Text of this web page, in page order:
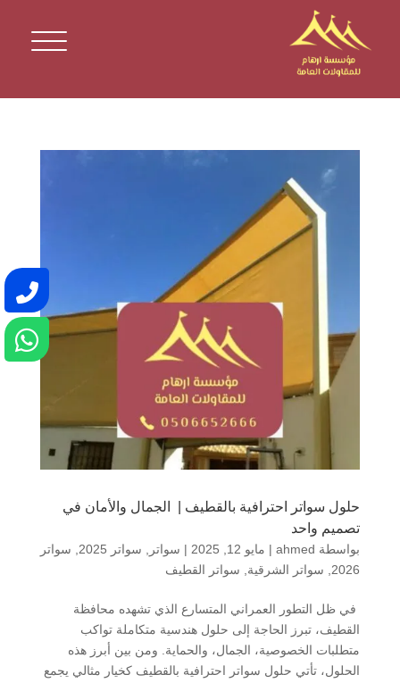
حلول سواتر احترافية بالقطيف | الجمال والأمان في
تصميم واحد
بواسطة ahmed
| مايو 12, 2025 | سواتر , سواتر 2025 , سواتر
2026
, سواتر الشرقية, سواتر القطيف
في ظل التطور العمراني المتسارع الذي تشهده محافظة
القطيف، تبرز الحاجة إلى حلول هندسية متكاملة تواكب
متطلبات الخصوصية، الجمال، والحماية. ومن بين أبرز هذه
الحلول، تأتي حلول سواتر احترافية بالقطيف كخيار مثالي يجمع